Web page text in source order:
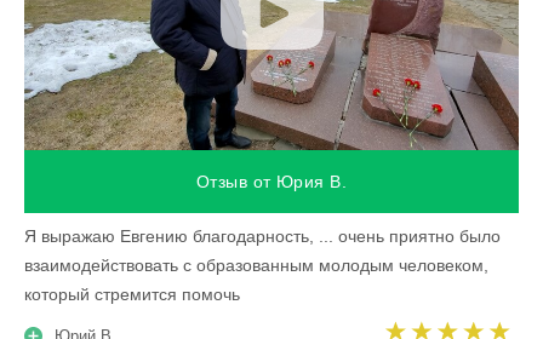
Отзыв от Юрия В.
Я выражаю Евгению благодарность, ... очень приятно было
взаимодействовать с образованным молодым человеком,
который стремится помочь